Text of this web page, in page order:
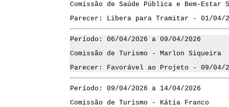
Comissão de Saúde Pública e Bem-
Parecer: Libera para Tramitar - 01/04/
Período: 06/04/2026 a 09/04/2026
Comissão de Turismo - Marlon Siqueira
Parecer: Favorável ao Projeto - 09/04/
Período: 09/04/2026 a 14/04/2026
Comissão de Turismo - Kátia Franco